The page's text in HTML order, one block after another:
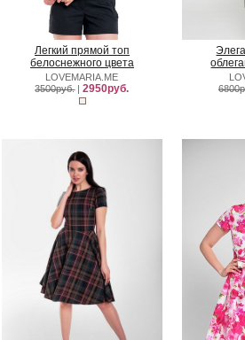
Легкий прямой топ
белоснежного цвета
LOVEMARIA.ME
3500руб.|2950руб.